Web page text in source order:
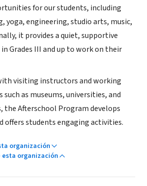
for our students, including
yoga, engineering, studio arts, music,
it provides a quiet, supportive
Grades III and up to work on their
visiting instructors and working
as museums, universities, and
Afterschool Program develops
offers students engaging activities.
organización
esta organización